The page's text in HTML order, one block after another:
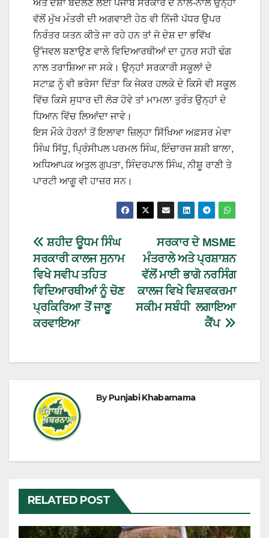
ਅਤੇ ਦਸ਼ਾ ਬਦਲਣ ਲਈ ਪੰਜਾਬ ਸਰਕਾਰ ਦੇ ਨਾਲ-ਨਾਲ ਉਨ੍ਹਾਂ
ਵੱਲੋਂ ਮੁੱਖ ਮੰਤਰੀ ਦੀ ਅਗਵਾਈ ਹੇਠ ਵੀ ਨਿੱਜੀ ਪੱਧਰ ਉਪਰ
ਨਿਰੰਤਰ ਯਤਨ ਕੀਤੇ ਜਾ ਰਹੇ ਹਨ ਤਾਂ ਜੋ ਦੇਸ਼ ਦਾ ਭਵਿੱਖ
ਉੱਜਵਲ ਬਣਾਉਣ ਵਾਲੇ ਵਿਦਿਆਰਥੀਆਂ ਦਾ ਹੁਨਰ ਸਹੀ ਢੰਗ
ਨਾਲ ਤਰਾਸ਼ਿਆ ਜਾ ਸਕੇ। ਉਨ੍ਹਾਂ ਸਰਕਾਰੀ ਸਕੂਲਾਂ ਦੇ
ਸਟਾਫ਼ ਨੂੰ ਵੀ ਭਰੋਸਾ ਦਿੱਤਾ ਕਿ ਜੇਕਰ ਹਲਕੇ ਦੇ ਕਿਸੇ ਵੀ ਸਕੂਲ
ਵਿੱਚ ਕਿਸੇ ਸੁਧਾਰ ਦੀ ਲੋੜ ਹੋਵੇ ਤਾਂ ਮਾਮਲਾ ਤੁਰੰਤ ਉਨ੍ਹਾਂ ਦੇ
ਧਿਆਨ ਵਿੱਚ ਲਿਆਂਦਾ ਜਾਵੇ।
ਇਸ ਮੌਕੇ ਹੋਰਨਾਂ ਤੋਂ ਇਲਾਵਾ ਜ਼ਿਲ੍ਹਾ ਸਿੱਖਿਆ ਅਫ਼ਸਰ ਮੇਵਾ
ਸਿੰਘ ਸਿੱਧੂ, ਪ੍ਰਿੰਸੀਪਲ ਪਰਮਲ ਸਿੰਘ, ਇੰਚਾਰਜ ਸ਼ਸ਼ੀ ਬਾਲਾ,
ਅਧਿਆਪਕ ਅਤੁਲ ਗੁਪਤਾ, ਸਿੰਦਰਪਾਲ ਸਿੰਘ, ਨੀਸ਼ੂ ਰਾਣੀ ਤੇ
ਪਾਰਟੀ ਆਗੂ ਵੀ ਹਾਜ਼ਰ ਸਨ।
ਸਰਕਾਰ ਦੇ MSME
ਮੰਤਰਾਲੇ ਅਤੇ ਪ੍ਰਸ਼ਾਸ਼ਨ
ਵੱਲੋਂ ਮਾਈ ਭਾਗੋ ਨਰਸਿੰਗ
ਕਾਲਜ ਵਿਖੇ ਵਿਸ਼ਵਕਰਮਾ
ਸਕੀਮ ਸਬੰਧੀ ਲਗਾਇਆ
ਕੈਂਪ
ਸ਼ਹੀਦ ਊਧਮ ਸਿੰਘ
ਸਰਕਾਰੀ ਕਾਲਜ ਸੁਨਾਮ
ਵਿਖੇ ਸਵੀਪ ਤਹਿਤ
ਵਿਦਿਆਰਥੀਆਂ ਨੂੰ ਚੋਣ
ਪ੍ਰਕਿਰਿਆ ਤੋਂ ਜਾਣੂ
ਕਰਵਾਇਆ
ByPunjabi Khabarnama
RELATED POST